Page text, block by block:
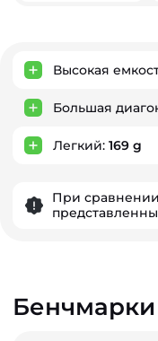
Ключевые
Высокая
Большая
Легкий: 169 g
При
Бенчмарки